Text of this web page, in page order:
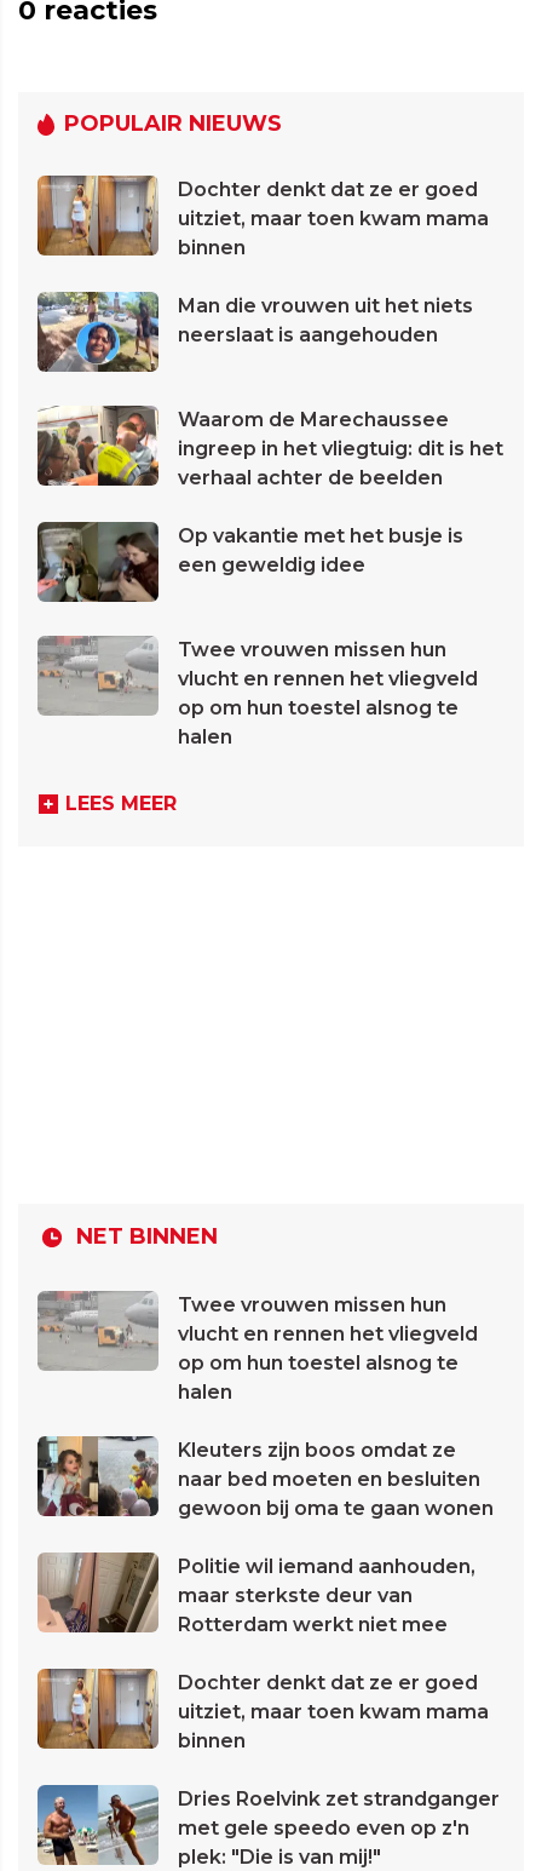
0 reacties
POPULAIR NIEUWS
Dochter denkt dat ze er goed
uitziet, maar toen kwam mama
binnen
Man die vrouwen uit het niets
neerslaat is aangehouden
Waarom de Marechaussee
ingreep in het vliegtuig: dit is het
verhaal achter de beelden
Op vakantie met het busje is
een geweldig idee
Twee vrouwen missen hun
vlucht en rennen het vliegveld
op om hun toestel alsnog te
halen
LEES MEER
NET BINNEN
Twee vrouwen missen hun
vlucht en rennen het vliegveld
op om hun toestel alsnog te
halen
Kleuters zijn boos omdat ze
naar bed moeten en besluiten
gewoon bij oma te gaan wonen
Politie wil iemand aanhouden,
maar sterkste deur van
Rotterdam werkt niet mee
Dochter denkt dat ze er goed
uitziet, maar toen kwam mama
binnen
Dries Roelvink zet strandganger
met gele speedo even op z'n
plek: "Die is van mij!"